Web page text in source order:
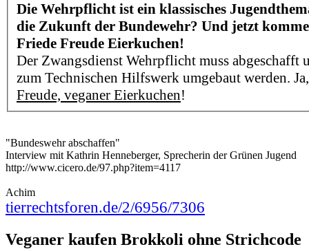
Die Wehrpflicht ist ein klassisches
die Zukunft der Bundewehr? Und jetzt
Friede Freude Eierkuchen!
Der Zwangsdienst Wehrpflicht muss abgeschafft
zum Technischen Hilfswerk umgebaut werden.
Freude, veganer Eierkuchen!
"Bundeswehr abschaffen"
Interview mit Kathrin Henneberger, Sprecherin der Grünen Jugend
http://www.cicero.de/97.php?item=4117
Achim
tierrechtsforen.de/2/6956/7306
Veganer kaufen Brokkoli ohne Strichcode